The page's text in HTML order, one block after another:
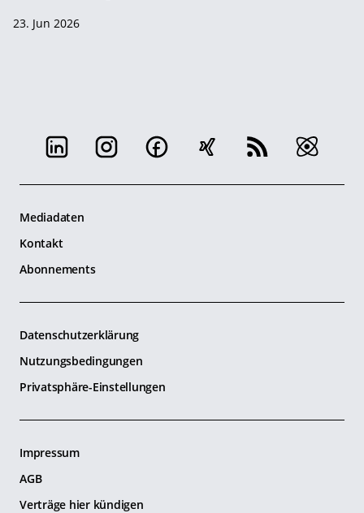
23. Jun 2026
Mediadaten
Kontakt
Abonnements
Datenschutzerklärung
Nutzungsbedingungen
Privatsphäre-Einstellungen
Impressum
AGB
Verträge hier kündigen